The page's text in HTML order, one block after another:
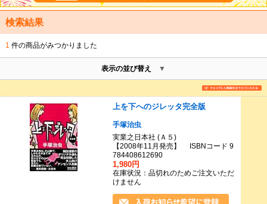
検索結果
1 件の商品がみつかりました
表示の並び替え
上を下へのジレッタ完全版
手塚治虫
実業之日本社 (Ａ５)
【2008年11月発売】 ISBNコード 9
784408612690
1,980円
在庫状況：品切れのためご注文いただ
けません